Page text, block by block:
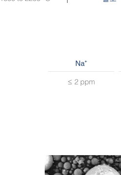
Na⁺
≤ 2 ppm